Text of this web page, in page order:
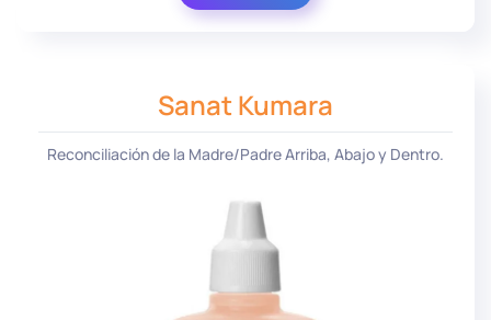
Sanat Kumara
Reconciliación de la Madre/Padre Arriba, Abajo y Dentro.